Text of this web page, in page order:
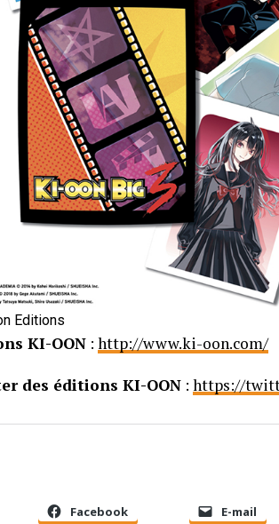
Editions
KI-OON : http://www.ki-oon.com/
des éditions KI-OON : https://
Facebook E-mail